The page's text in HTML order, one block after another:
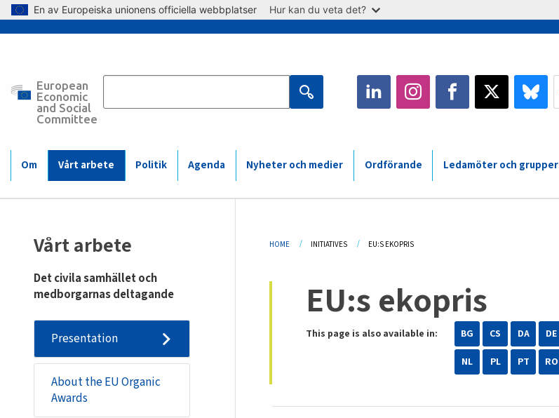
Skip to main content
En av Europeiska unionens officiella webbplatser Hur kan du veta det?
European
Economic
and Social
Committee Main
(Mobile)
Om Vårt arbete Politik Agenda Nyheter och medier Ordförande Ledamöter och grupper
Sidemenu
-
initiative
Vårt arbete
Det civila samhället och
medborgarnas deltagande
Presentation
About the EU Organic
Awards
Breadcrumb
HOME INITIATIVES CURRENT:
EU:S EKOPRIS
EU:s ekopris
This page is also available in: BG CS DA DE
NL
PL PT RO